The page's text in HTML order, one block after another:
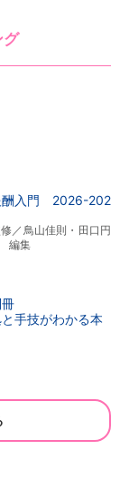
酬入門 2026-202
／鳥山佳則・田口円
編集
手技がわかる本